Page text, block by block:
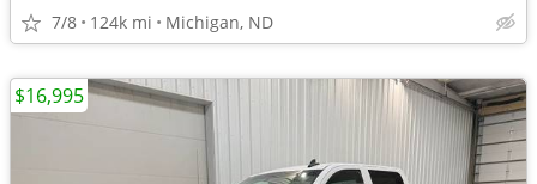
7/8 124k mi Michigan, ND
$16,995